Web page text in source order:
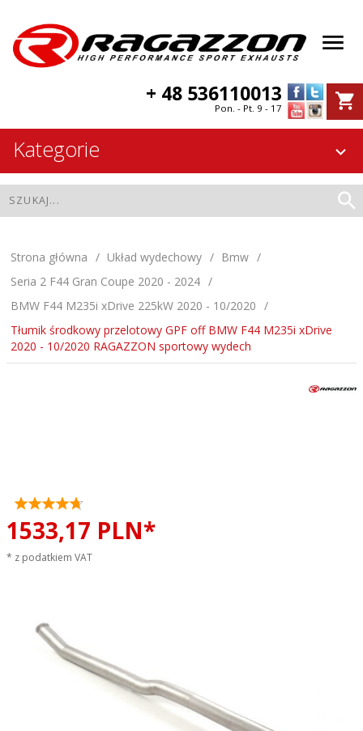
+ 48 536110013
Pon. - Pt. 9 - 17
Kategorie
Strona główna Układ wydechowy
Bmw
Seria 2 F44 Gran Coupe 2020 - 2024
BMW F44 M235i xDrive 225kW 2020 - 10/2020
Tłumik środkowy przelotowy GPF off BMW F44 M235i xDrive
2020 - 10/2020 RAGAZZON sportowy wydech
1533,17 PLN*
* z podatkiem VAT